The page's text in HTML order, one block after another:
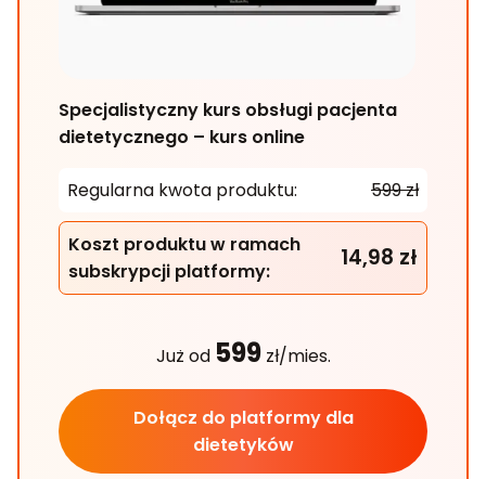
Już od 599zł/mies.
Dołącz do platformy dla
dietetyków
Specjalistyczny kurs obsługi pacjenta
dietetycznego – kurs online
Regularna kwota produktu: 599 zł
Koszt produktu w ramach
subskrypcji platformy:
14,98 zł